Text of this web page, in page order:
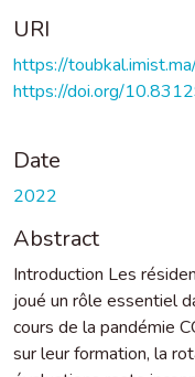
URI
https://
https://doi.org/
Date
2022
Abstract
Introduction Les
joué un rôle essentiel
cours de la pandémie
sur leur formation, la